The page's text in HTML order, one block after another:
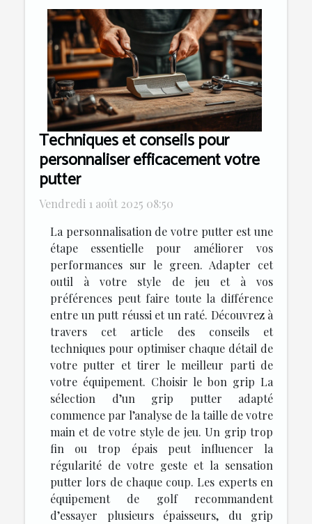
Techniques et conseils pour
personnaliser efficacement votre
putter
Vendredi 1 août 2025 08:50
La personnalisation de votre putter est une
étape essentielle pour améliorer vos
performances sur le green. Adapter cet
outil à votre style de jeu et à vos
préférences peut faire toute la différence
entre un putt réussi et un raté. Découvrez à
travers cet article des conseils et
techniques pour optimiser chaque détail de
votre putter et tirer le meilleur parti de
votre équipement. Choisir le bon grip La
sélection d’un grip putter adapté
commence par l’analyse de la taille de votre
main et de votre style de jeu. Un grip trop
fin ou trop épais peut influencer la
régularité de votre geste et la sensation
putter lors de chaque coup. Les experts en
équipement de golf recommandent
d’essayer plusieurs épaisseurs, du grip